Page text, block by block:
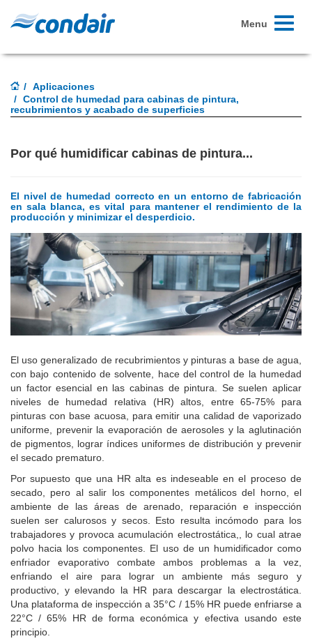
Toggle
Menu
Aplicaciones
Control de humedad para cabinas de pintura,
recubrimientos y acabado de superficies
Por qué humidificar cabinas de pintura...
El nivel de humedad correcto en un entorno de fabricación
en sala blanca, es vital para mantener el rendimiento de la
producción y minimizar el desperdicio.
El uso generalizado de recubrimientos y pinturas a base de agua,
con bajo contenido de solvente, hace del control de la humedad
un factor esencial en las cabinas de pintura. Se suelen aplicar
niveles de humedad relativa (HR) altos, entre 65-75% para
pinturas con base acuosa, para emitir una calidad de vaporizado
uniforme, prevenir la evaporación de aerosoles y la aglutinación
de pigmentos, lograr índices uniformes de distribución y prevenir
el secado prematuro.
Por supuesto que una HR alta es indeseable en el proceso de
secado, pero al salir los componentes metálicos del horno, el
ambiente de las áreas de arenado, reparación e inspección
suelen ser calurosos y secos. Esto resulta incómodo para los
trabajadores y provoca acumulación electrostática,, lo cual atrae
polvo hacia los componentes. El uso de un humidificador como
enfriador evaporativo combate ambos problemas a la vez,
enfriando el aire para lograr un ambiente más seguro y
productivo, y elevando la HR para descargar la electrostática.
Una plataforma de inspección a 35°C / 15% HR puede enfriarse a
22°C / 65% HR de forma económica y efectiva usando este
principio.